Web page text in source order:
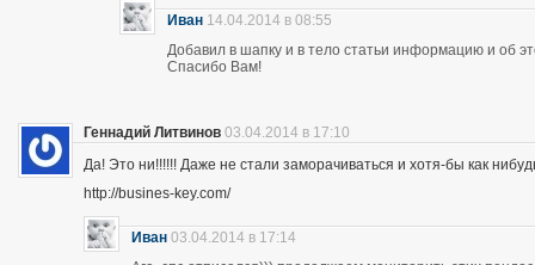
Иван 14.04.2014 в 08:55
Добавил в шапку и в тело статьи информацию и об
Спасибо Вам!
Геннадий Литвинов 03.04.2014 в 17:10
Да! Это ни!!!!!! Даже не стали заморачиваться и хотя-бы как
http://busines-key.com/
Иван 03.04.2014 в 17:14